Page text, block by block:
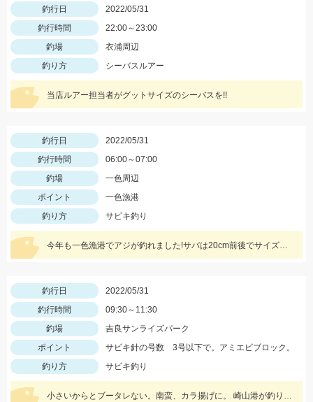
釣行日
2022/05/31
釣行時間
22:00～23:00
釣場
衣浦周辺
釣り方
シーバスルアー
当店ルアー担当者がグットサイズのシーバスを!!
釣行日
2022/05/31
釣行時間
06:00～07:00
釣場
一色周辺
ポイント
一色漁港
釣り方
サビキ釣り
今年も一色漁港でアジが釣れました!サバは20cm前後でサイズ良くなっています!
釣行日
2022/05/31
釣行時間
09:30～11:30
釣場
吉良サンライズパーク
ポイント
サビキ針の号数 3号以下で。アミエビブロック。
釣り方
サビキ釣り
小さいからとブータレない。南蛮、カラ揚げに。 崎山港が釣り禁止に。地元の漁師さんの言、最低限のマナーは守りましょう